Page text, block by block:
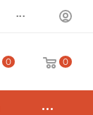
...
0 0